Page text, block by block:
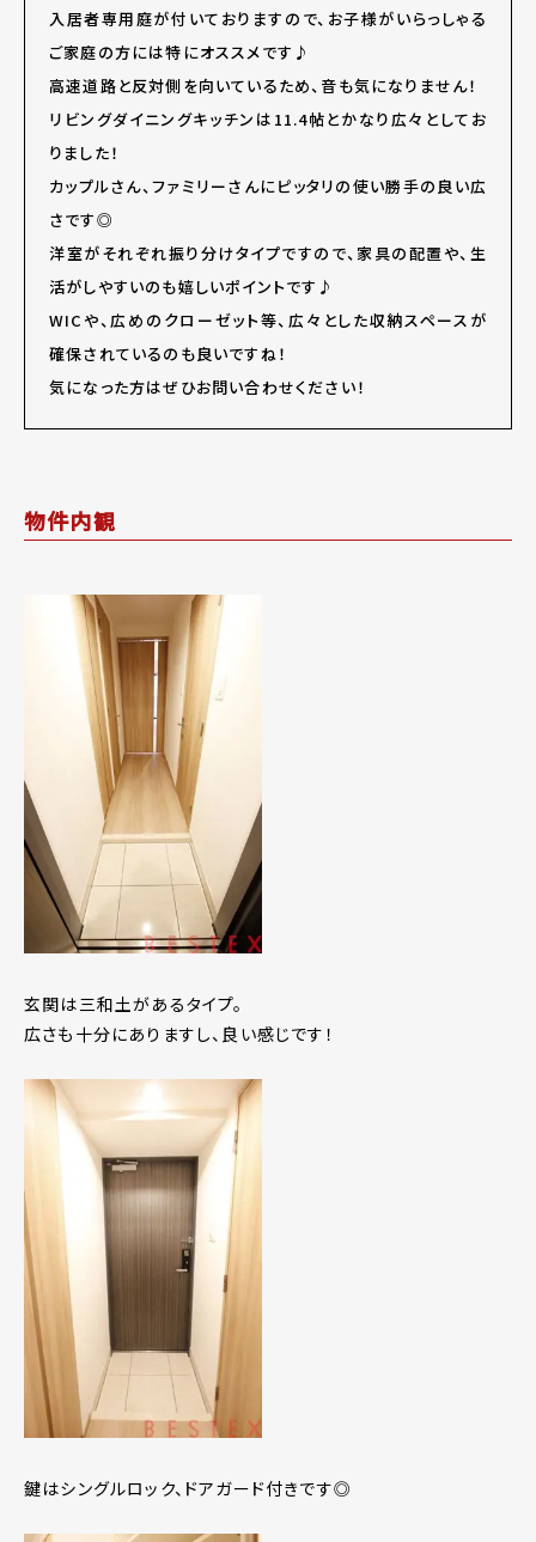
入居者専用庭が付いておりますので、お子様がいらっしゃる
ご家庭の方には特にオススメです♪
高速道路と反対側を向いているため、音も気になりません！
リビングダイニングキッチンは11.4帖とかなり広々としてお
りました！
カップルさん、ファミリーさんにピッタリの使い勝手の良い広
さです◎
洋室がそれぞれ振り分けタイプですので、家具の配置や、生
活がしやすいのも嬉しいポイントです♪
WICや、広めのクローゼット等、広々とした収納スペースが
確保されているのも良いですね！
気になった方はぜひお問い合わせください！
物件内観
玄関は三和土があるタイプ。
広さも十分にありますし、良い感じです！
鍵はシングルロック、ドアガード付きです◎